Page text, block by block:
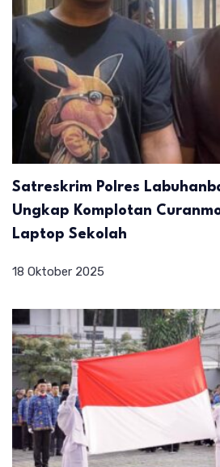
Satreskrim Polres
Ungkap Komplotan
Laptop Sekolah
18 Oktober 2025